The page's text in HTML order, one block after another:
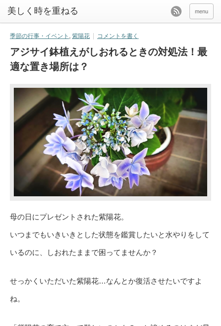
美しく時を重ねる menu
季節の行事・イベント , 紫陽花 コメントを書く
アジサイ鉢植えがしおれるときの対処法！最
適な置き場所は？
母の日にプレゼントされた紫陽花。
いつまでもいきいきとした状態を鑑賞したいと水やりをして
いるのに、しおれたままで困ってませんか？
せっかくいただいた紫陽花…なんとか復活させたいですよ
ね。